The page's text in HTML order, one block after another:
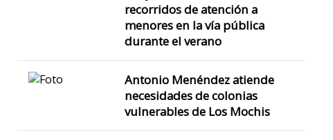
recorridos de atención a
menores en la vía pública
durante el verano
Antonio Menéndez atiende
necesidades de colonias
vulnerables de Los Mochis